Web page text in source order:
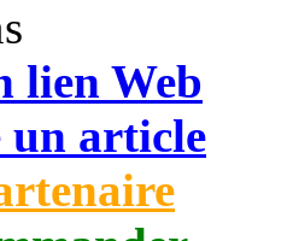
lien Web
un article